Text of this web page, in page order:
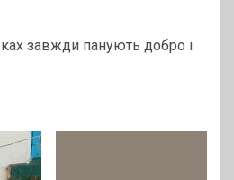
завжди панують добро і